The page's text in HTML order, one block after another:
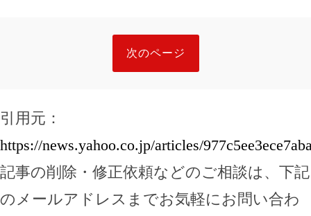
次のページ
引用元：
https://news.yahoo.co.jp/articles/
記事の削除・修正依頼などのご相談は、下記
のメールアドレスまでお気軽にお問い合わ